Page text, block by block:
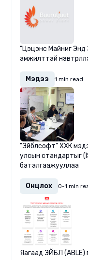
"Цэцэнс Майниг
амжилттай
Мэдээ 1 min read
"Эйблсофт" ХХК
улсын стандартыг
баталгаажууллаа
Онцлох 0-1 min
Яагаад ЭЙБЛ (ABLE)